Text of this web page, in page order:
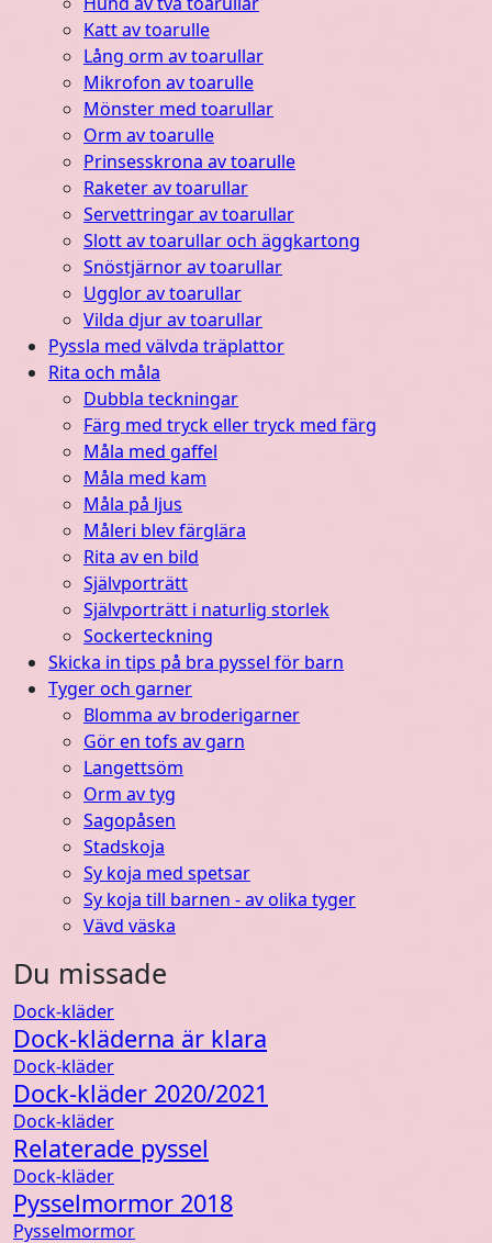
Katt av toarulle
Lång orm av toarullar
Mikrofon av toarulle
Mönster med toarullar
Orm av toarulle
Prinsesskrona av toarulle
Raketer av toarullar
Servettringar av toarullar
Slott av toarullar och äggkartong
Snöstjärnor av toarullar
Ugglor av toarullar
Vilda djur av toarullar
Pyssla med välvda träplattor
Rita och måla
Dubbla teckningar
Färg med tryck eller tryck med färg
Måla med gaffel
Måla med kam
Måla på ljus
Måleri blev färglära
Rita av en bild
Självporträtt
Självporträtt i naturlig storlek
Sockerteckning
Skicka in tips på bra pyssel för barn
Tyger och garner
Blomma av broderigarner
Gör en tofs av garn
Langettsöm
Orm av tyg
Sagopåsen
Stadskoja
Sy koja med spetsar
Sy koja till barnen - av olika tyger
Vävd väska
Du missade
Dock-kläder
Dock-kläderna är klara
Dock-kläder
Dock-kläder 2020/2021
Dock-kläder
Relaterade pyssel
Dock-kläder
Pysselmormor 2018
Pysselmormor